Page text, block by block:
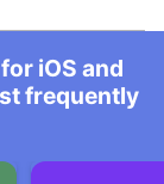
iOS and
frequently